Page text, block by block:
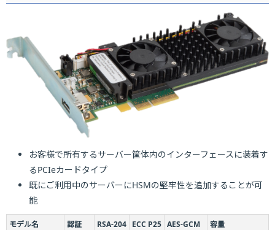
お客様で所有するサーバー筐体内のインターフェースに装着す
るPCIeカードタイプ
既にご利用中のサーバーにHSMの堅牢性を追加することが可
能
モデル名 認証
RSA-204 ECC P25 AES-GCM
容量